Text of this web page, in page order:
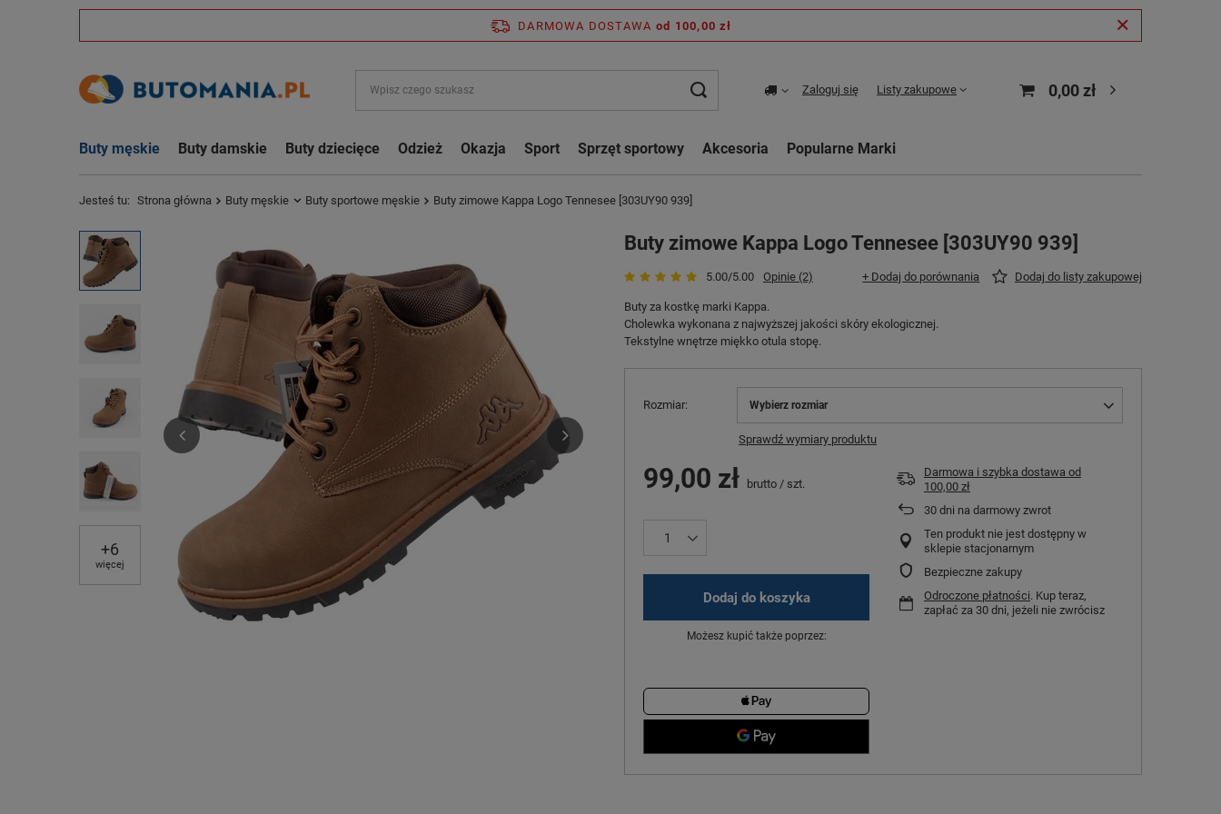
DARMOWA DOSTAWA od 100,00 zł
Zaloguj się Listy zakupowe 0,00 zł
Buty męskie Buty damskie Buty dziecięce Odzież Okazja Sport Sprzęt sportowy Akcesoria Popularne Marki
Jesteś tu: Strona główna Buty męskie Buty sportowe męskie Buty zimowe Kappa Logo Tennesee [303UY90 939]
+6
więcej
Buty zimowe Kappa Logo Tennesee [303UY90 939]
5.00/5.00 Opinie (2) + Dodaj do porównania Dodaj do listy zakupowej
Buty za kostkę marki Kappa.
Cholewka wykonana z najwyższej jakości skóry ekologicznej.
Tekstylne wnętrze miękko otula stopę.
Rozmiar Wybierz rozmiar
Sprawdź wymiary produktu
99,00 zł brutto / szt.
Dodaj do koszyka
Możesz kupić także poprzez:
Darmowa i szybka dostawa od
100,00 zł
30 dni na darmowy zwrot
Ten produkt nie jest dostępny w
sklepie stacjonarnym
Bezpieczne zakupy
Odroczone płatności. Kup teraz,
zapłać za 30 dni, jeżeli nie zwrócisz